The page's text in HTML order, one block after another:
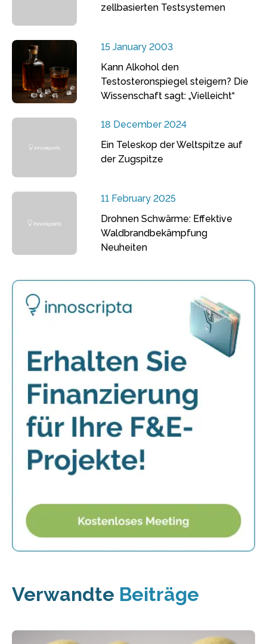
zellbasierten Testsystemen
15 January 2003
Kann Alkohol den
Testosteronspiegel steigern? Die
Wissenschaft sagt: „Vielleicht“
18 December 2024
Ein Teleskop der Weltspitze auf
der Zugspitze
11 February 2025
Drohnen Schwärme: Effektive
Waldbrandbekämpfung
Neuheiten
Verwandte Beiträge